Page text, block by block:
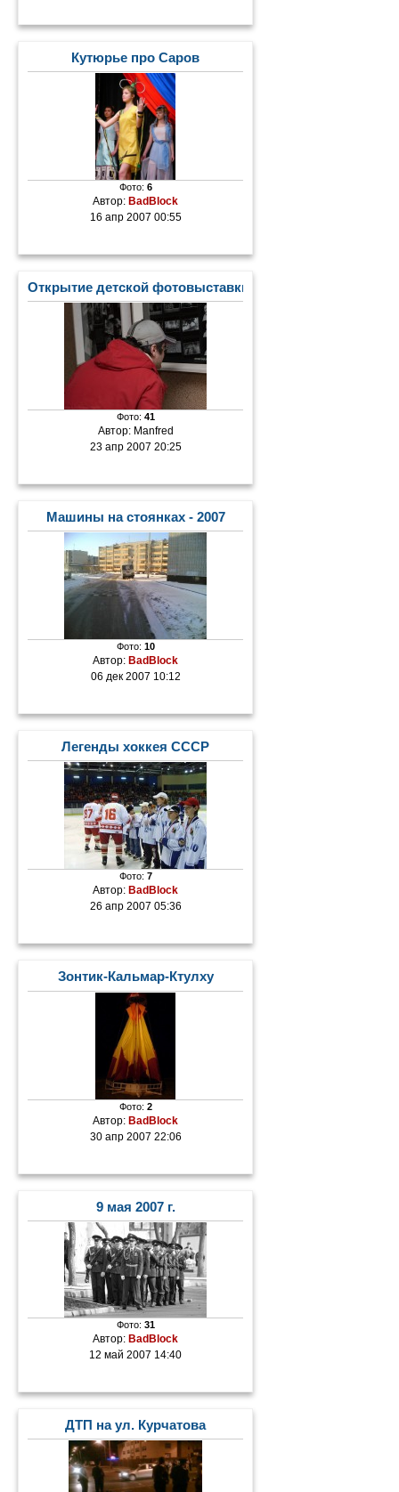
Кутюрье про Саров
Фото: 6
Автор:BadBlock
16 апр 2007 00:55
Открытие детской фотовыставки в ДТШ
Фото: 41
Автор: Manfred
23 апр 2007 20:25
Машины на стоянках - 2007
Фото: 10
Автор: BadBlock
06 дек 2007 10:12
Легенды хоккея СССР
Фото: 7
Автор: BadBlock
26 апр 2007 05:36
Зонтик-Кальмар-Ктулху
Фото: 2
Автор:BadBlock
30 апр 2007 22:06
9 мая 2007 г.
Фото: 31
Автор:BadBlock
12 май 2007 14:40
ДТП на ул. Курчатова